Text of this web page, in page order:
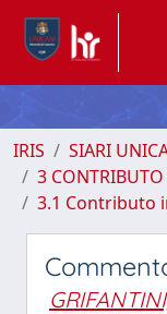
IRIS
SIARI
3
3.1 Contributo